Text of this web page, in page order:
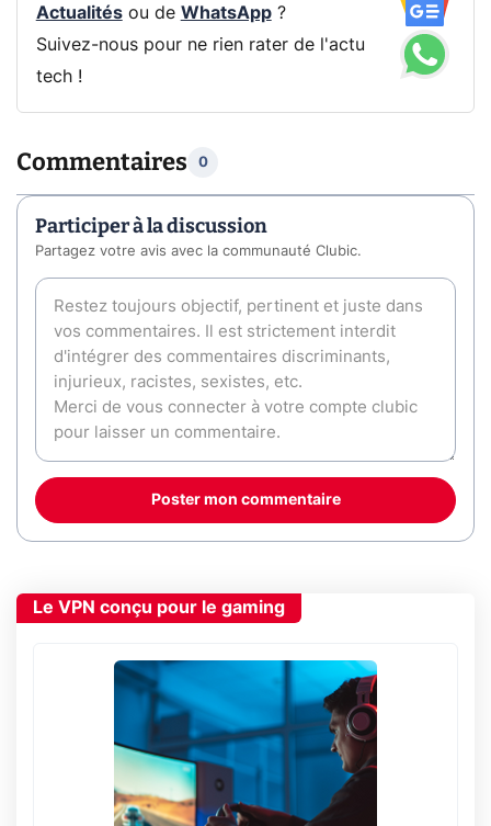
Actualitésou de WhatsApp?
Suivez-nous pour ne rien rater de l'actu
tech !
Commentaires 0
Participer à la discussion
Partagez votre avis avec la communauté Clubic.
Poster mon commentaire
Le VPN conçu pour le gaming